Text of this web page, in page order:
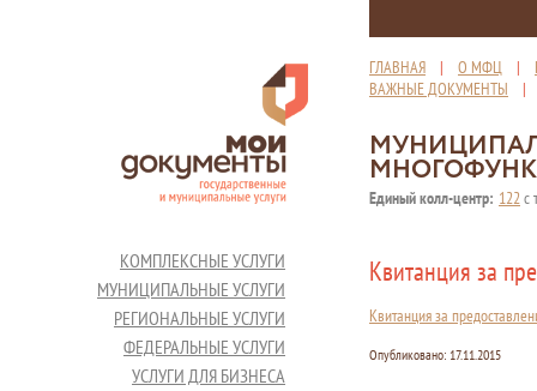
ГЛАВНАЯ | О МФЦ |
ВАЖНЫЕ ДОКУМЕНТЫ
Единый колл-центр: 122с
КОМПЛЕКСНЫЕ УСЛУГИ
МУНИЦИПАЛЬНЫЕ УСЛУГИ
РЕГИОНАЛЬНЫЕ УСЛУГИ
ФЕДЕРАЛЬНЫЕ УСЛУГИ
УСЛУГИ ДЛЯ БИЗНЕСА
Квитанция за
Квитанция за
Опубликовано: 17.11.2015